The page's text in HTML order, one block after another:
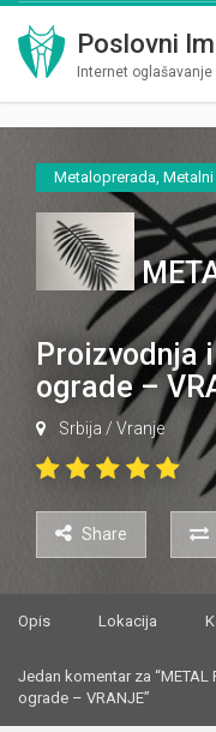
Poslovni
Internet oglašavanje
Metaloprerada,
Proizvodnja
ograde –
Srbija / Vranje
Share
Opis Lokacija
Jedan komentar za
ograde – VRANJE”